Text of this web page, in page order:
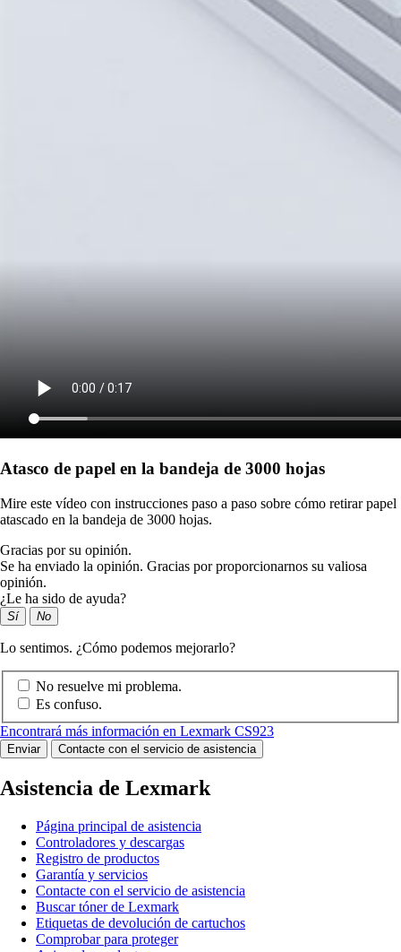
Atasco de papel en la bandeja de 3000 hojas
Mire este vídeo con instrucciones paso a paso sobre cómo retirar papel
atascado en la bandeja de 3000 hojas.
Gracias por su opinión.
Se ha enviado la opinión. Gracias por proporcionarnos su valiosa
opinión.
¿Le ha sido de ayuda?
Sí No
Lo sentimos. ¿Cómo podemos mejorarlo?
No resuelve mi problema.
Es confuso.
Encontrará más información en Lexmark CS923
Enviar Contacte con el servicio de asistencia
Asistencia de Lexmark
Página principal de asistencia
Controladores y descargas
Registro de productos
Garantía y servicios
Contacte con el servicio de asistencia
Buscar tóner de Lexmark
Etiquetas de devolución de cartuchos
Comprobar para proteger